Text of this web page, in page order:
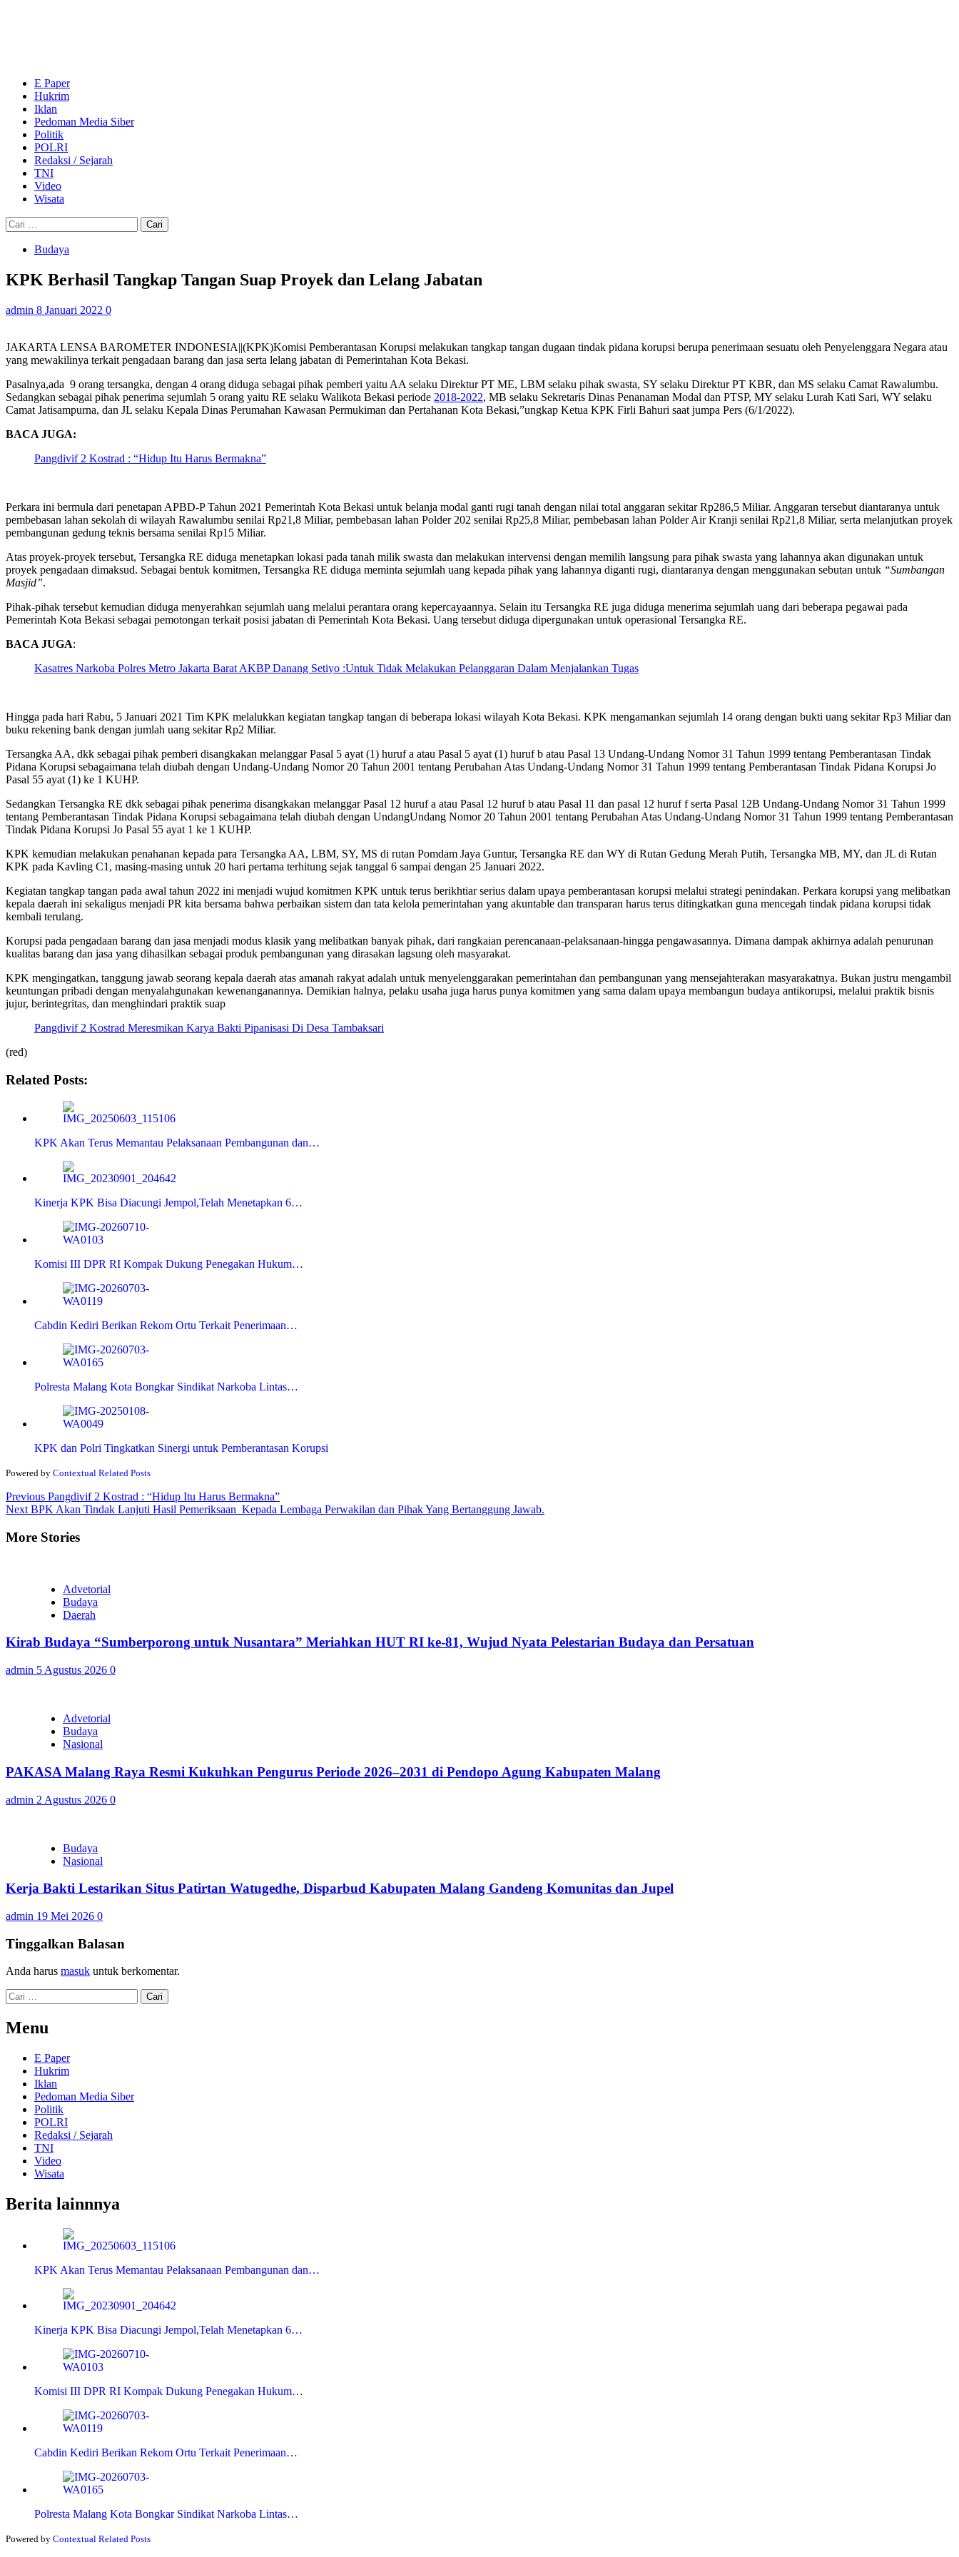
E Paper
Hukrim
Iklan
Pedoman Media Siber
Politik
POLRI
Redaksi / Sejarah
TNI
Video
Wisata
Cari
untuk:
Budaya
KPK Berhasil Tangkap Tangan Suap Proyek dan Lelang Jabatan
admin 8 Januari 2022 0
JAKARTA LENSA BAROMETER INDONESIA||(KPK)Komisi Pemberantasan Korupsi melakukan tangkap tangan dugaan tindak pidana korupsi berupa penerimaan sesuatu oleh Penyelenggara Negara atau
yang mewakilinya terkait pengadaan barang dan jasa serta lelang jabatan di Pemerintahan Kota Bekasi.
Pasalnya,ada 9 orang tersangka, dengan 4 orang diduga sebagai pihak pemberi yaitu AA selaku Direktur PT ME, LBM selaku pihak swasta, SY selaku Direktur PT KBR, dan MS selaku Camat Rawalumbu.
Sedangkan sebagai pihak penerima sejumlah 5 orang yaitu RE selaku Walikota Bekasi periode 2018-2022, MB selaku Sekretaris Dinas Penanaman Modal dan PTSP, MY selaku Lurah Kati Sari, WY selaku
Camat Jatisampurna, dan JL selaku Kepala Dinas Perumahan Kawasan Permukiman dan Pertahanan Kota Bekasi,”ungkap Ketua KPK Firli Bahuri saat jumpa Pers (6/1/2022).
BACA JUGA:
Pangdivif 2 Kostrad : “Hidup Itu Harus Bermakna”
Perkara ini bermula dari penetapan APBD-P Tahun 2021 Pemerintah Kota Bekasi untuk belanja modal ganti rugi tanah dengan nilai total anggaran sekitar Rp286,5 Miliar. Anggaran tersebut diantaranya untuk
pembebasan lahan sekolah di wilayah Rawalumbu senilai Rp21,8 Miliar, pembebasan lahan Polder 202 senilai Rp25,8 Miliar, pembebasan lahan Polder Air Kranji senilai Rp21,8 Miliar, serta melanjutkan proyek
pembangunan gedung teknis bersama senilai Rp15 Miliar.
Atas proyek-proyek tersebut, Tersangka RE diduga menetapkan lokasi pada tanah milik swasta dan melakukan intervensi dengan memilih langsung para pihak swasta yang lahannya akan digunakan untuk
proyek pengadaan dimaksud. Sebagai bentuk komitmen, Tersangka RE diduga meminta sejumlah uang kepada pihak yang lahannya diganti rugi, diantaranya dengan menggunakan sebutan untuk “Sumbangan
Masjid”.
Pihak-pihak tersebut kemudian diduga menyerahkan sejumlah uang melalui perantara orang kepercayaannya. Selain itu Tersangka RE juga diduga menerima sejumlah uang dari beberapa pegawai pada
Pemerintah Kota Bekasi sebagai pemotongan terkait posisi jabatan di Pemerintah Kota Bekasi. Uang tersebut diduga dipergunakan untuk operasional Tersangka RE.
BACA JUGA:
Kasatres Narkoba Polres Metro Jakarta Barat AKBP Danang Setiyo :Untuk Tidak Melakukan Pelanggaran Dalam Menjalankan Tugas
Hingga pada hari Rabu, 5 Januari 2021 Tim KPK melalukkan kegiatan tangkap tangan di beberapa lokasi wilayah Kota Bekasi. KPK mengamankan sejumlah 14 orang dengan bukti uang sekitar Rp3 Miliar dan
buku rekening bank dengan jumlah uang sekitar Rp2 Miliar.
Tersangka AA, dkk sebagai pihak pemberi disangkakan melanggar Pasal 5 ayat (1) huruf a atau Pasal 5 ayat (1) huruf b atau Pasal 13 Undang-Undang Nomor 31 Tahun 1999 tentang Pemberantasan Tindak
Pidana Korupsi sebagaimana telah diubah dengan Undang-Undang Nomor 20 Tahun 2001 tentang Perubahan Atas Undang-Undang Nomor 31 Tahun 1999 tentang Pemberantasan Tindak Pidana Korupsi Jo
Pasal 55 ayat (1) ke 1 KUHP.
Sedangkan Tersangka RE dkk sebagai pihak penerima disangkakan melanggar Pasal 12 huruf a atau Pasal 12 huruf b atau Pasal 11 dan pasal 12 huruf f serta Pasal 12B Undang-Undang Nomor 31 Tahun 1999
tentang Pemberantasan Tindak Pidana Korupsi sebagaimana telah diubah dengan UndangUndang Nomor 20 Tahun 2001 tentang Perubahan Atas Undang-Undang Nomor 31 Tahun 1999 tentang Pemberantasan
Tindak Pidana Korupsi Jo Pasal 55 ayat 1 ke 1 KUHP.
KPK kemudian melakukan penahanan kepada para Tersangka AA, LBM, SY, MS di rutan Pomdam Jaya Guntur, Tersangka RE dan WY di Rutan Gedung Merah Putih, Tersangka MB, MY, dan JL di Rutan
KPK pada Kavling C1, masing-masing untuk 20 hari pertama terhitung sejak tanggal 6 sampai dengan 25 Januari 2022.
Kegiatan tangkap tangan pada awal tahun 2022 ini menjadi wujud komitmen KPK untuk terus berikhtiar serius dalam upaya pemberantasan korupsi melalui strategi penindakan. Perkara korupsi yang melibatkan
kepala daerah ini sekaligus menjadi PR kita bersama bahwa perbaikan sistem dan tata kelola pemerintahan yang akuntable dan transparan harus terus ditingkatkan guna mencegah tindak pidana korupsi tidak
kembali terulang.
Korupsi pada pengadaan barang dan jasa menjadi modus klasik yang melibatkan banyak pihak, dari rangkaian perencanaan-pelaksanaan-hingga pengawasannya. Dimana dampak akhirnya adalah penurunan
kualitas barang dan jasa yang dihasilkan sebagai produk pembangunan yang dirasakan lagsung oleh masyarakat.
KPK mengingatkan, tanggung jawab seorang kepala daerah atas amanah rakyat adalah untuk menyelenggarakan pemerintahan dan pembangunan yang mensejahterakan masyarakatnya. Bukan justru mengambil
keuntungan pribadi dengan menyalahgunakan kewenanganannya. Demikian halnya, pelaku usaha juga harus punya komitmen yang sama dalam upaya membangun budaya antikorupsi, melalui praktik bisnis
jujur, berintegritas, dan menghindari praktik suap
Pangdivif 2 Kostrad Meresmikan Karya Bakti Pipanisasi Di Desa Tambaksari
(red)
Related Posts:
KPK Akan Terus Memantau Pelaksanaan Pembangunan dan…
Kinerja KPK Bisa Diacungi Jempol,Telah Menetapkan 6…
Komisi III DPR RI Kompak Dukung Penegakan Hukum…
Cabdin Kediri Berikan Rekom Ortu Terkait Penerimaan…
Polresta Malang Kota Bongkar Sindikat Narkoba Lintas…
KPK dan Polri Tingkatkan Sinergi untuk Pemberantasan Korupsi
Powered by Contextual Related Posts
Continue
Reading
Previous Pangdivif 2 Kostrad : “Hidup Itu Harus Bermakna”
Next BPK Akan Tindak Lanjuti Hasil Pemeriksaan Kepada Lembaga Perwakilan dan Pihak Yang Bertanggung Jawab.
More Stories
Advetorial
Budaya
Daerah
Kirab Budaya “Sumberporong untuk Nusantara” Meriahkan HUT RI ke-81, Wujud Nyata Pelestarian Budaya dan Persatuan
admin 5 Agustus 2026 0
Advetorial
Budaya
Nasional
PAKASA Malang Raya Resmi Kukuhkan Pengurus Periode 2026–2031 di Pendopo Agung Kabupaten Malang
admin 2 Agustus 2026 0
Budaya
Nasional
Kerja Bakti Lestarikan Situs Patirtan Watugedhe, Disparbud Kabupaten Malang Gandeng Komunitas dan Jupel
admin 19 Mei 2026 0
Tinggalkan Balasan
Anda harus masuk untuk berkomentar.
Cari
untuk:
Menu
E Paper
Hukrim
Iklan
Pedoman Media Siber
Politik
POLRI
Redaksi / Sejarah
TNI
Video
Wisata
Berita lainnnya
KPK Akan Terus Memantau Pelaksanaan Pembangunan dan…
Kinerja KPK Bisa Diacungi Jempol,Telah Menetapkan 6…
Komisi III DPR RI Kompak Dukung Penegakan Hukum…
Cabdin Kediri Berikan Rekom Ortu Terkait Penerimaan…
Polresta Malang Kota Bongkar Sindikat Narkoba Lintas…
Powered by Contextual Related Posts